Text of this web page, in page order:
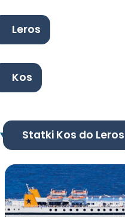
Leros
Kos
Statki Kos do Leros